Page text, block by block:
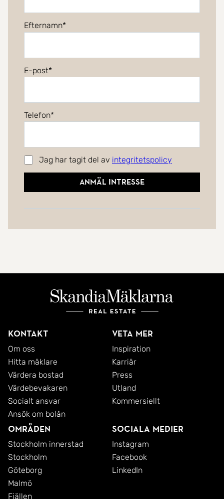
Efternamn
E-post
Telefon
Jag har tagit del av integritetspolicy
Anmäl intresse
Kontakt
Om oss
Hitta mäklare
Värdera bostad
Värdebevakaren
Socialt ansvar
Ansök om bolån
Veta mer
Inspiration
Karriär
Press
Utland
Kommersiellt
Områden
Stockholm innerstad
Stockholm
Göteborg
Malmö
Fjällen
Sociala medier
Instagram
Facebook
LinkedIn